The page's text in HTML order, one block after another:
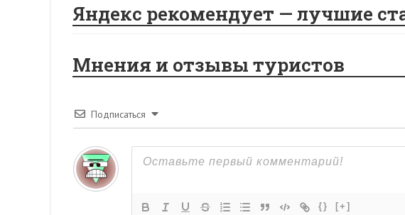
Яндекс рекомендует — лучшие
Мнения и отзывы туристов
Подписаться
{} [+]